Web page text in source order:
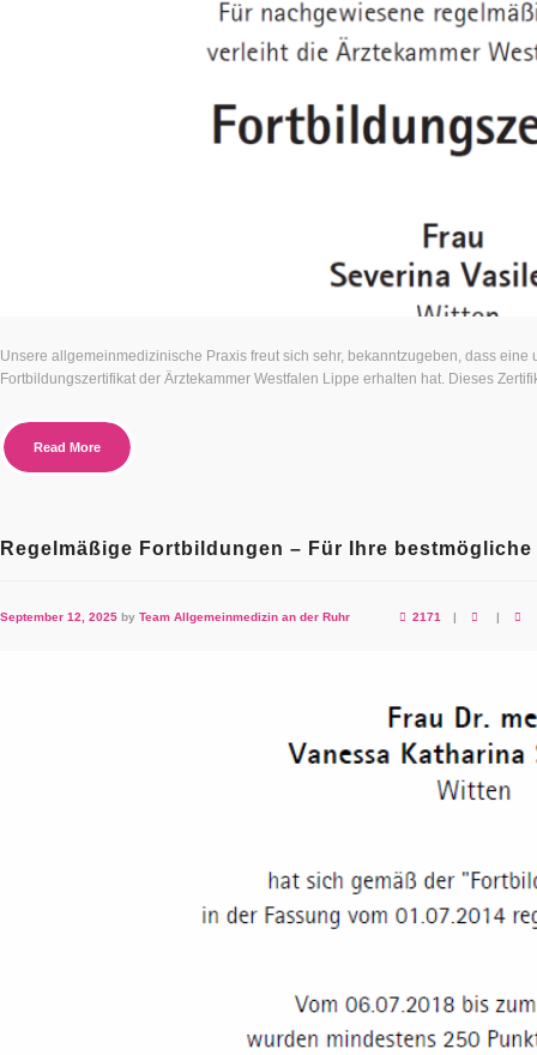
Unsere allgemeinmedizinische Praxis freut sich sehr, bekanntzugeben, dass
Fortbildungszertifikat der Ärztekammer Westfalen Lippe erhalten hat. Dieses
Read More
Regelmäßige Fortbildungen – Für Ihre
September 12, 2025 by Team Allgemeinmedizin an der Ruhr 2171